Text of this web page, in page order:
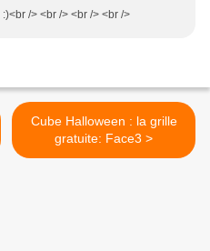
/> <br /> <br /> <br />
Cube Halloween : la grille
gratuite: Face3 >